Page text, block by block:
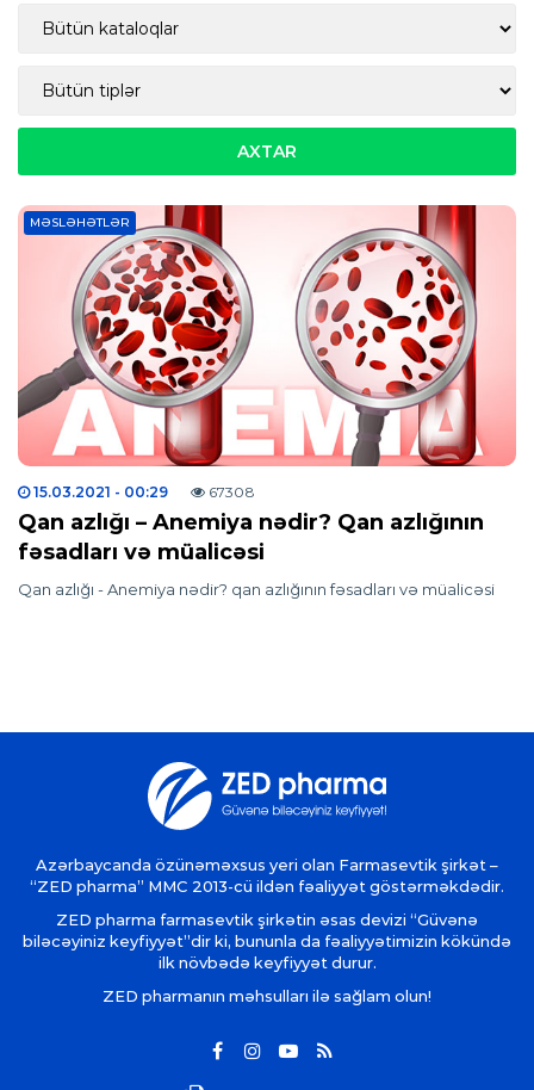
MƏSLƏHƏTLƏR
15.03.2021 - 00:29 67308
Qan azlığı – Anemiya nədir? Qan azlığının
fəsadları və müalicəsi
Qan azlığı - Anemiya nədir? qan azlığının fəsadları və müalicəsi
Azərbaycanda özünəməxsus yeri olan Farmasevtik şirkət –
“ZED pharma” MMC 2013-cü ildən fəaliyyət göstərməkdədir.
ZED pharma farmasevtik şirkətin əsas devizi “Güvənə
biləcəyiniz keyfiyyət”dir ki, bununla da fəaliyyətimizin kökündə
ilk növbədə keyfiyyət durur.
ZED pharmanın məhsulları ilə sağlam olun!